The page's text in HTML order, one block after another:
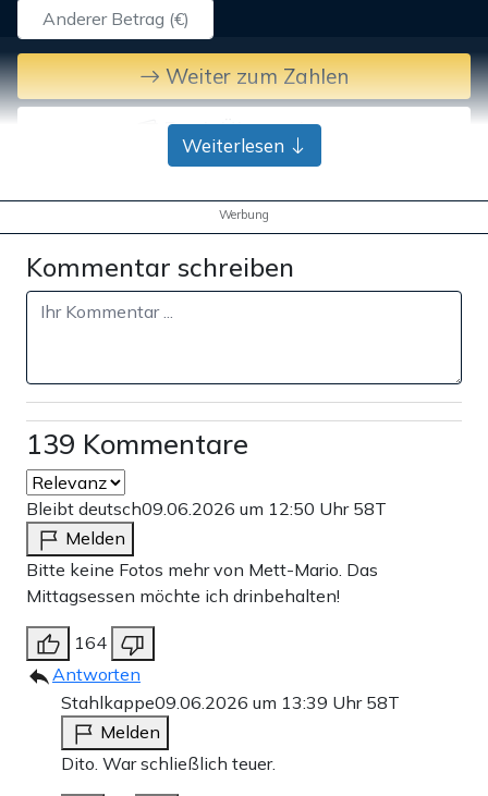
Weiter zum Zahlen
Bank-Überweisung
Weiterlesen
Werbung
Kommentar schreiben
139 Kommentare
Bleibt deutsch09.06.2026 um 12:50 Uhr 58T
Melden
Bitte keine Fotos mehr von Mett-Mario. Das
Mittagsessen möchte ich drinbehalten!
164
Antworten
Stahlkappe09.06.2026 um 13:39 Uhr 58T
Melden
Dito. War schließlich teuer.